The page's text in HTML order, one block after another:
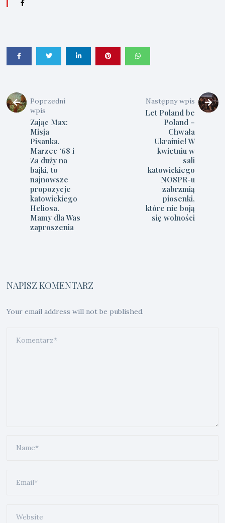
Poprzedni
wpis
Zając Max:
Misja
Pisanka,
Marzec ‘68 i
Za duży na
bajki, to
najnowsze
propozycje
katowickiego
Heliosa.
Mamy dla Was
zaproszenia
Następny wpis
Let Poland be
Poland –
Chwała
Ukrainie! W
kwietniu w
sali
katowickiego
NOSPR-u
zabrzmią
piosenki,
które nie boją
się wolności
NAPISZ KOMENTARZ
Your email address will not be published.